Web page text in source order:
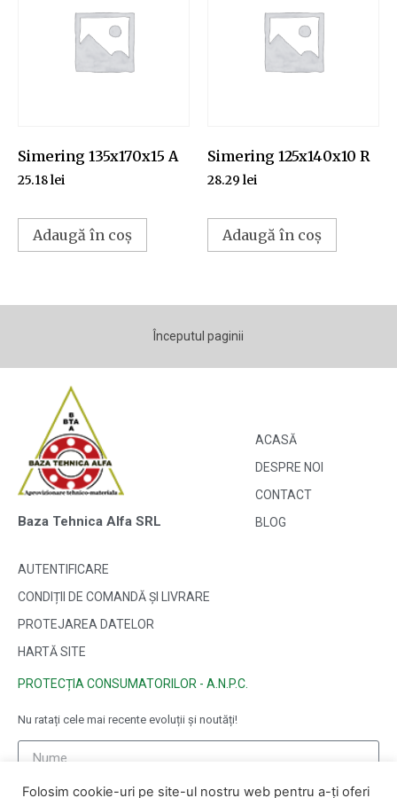
Simering 135x170x15 A
25.18lei
Adaugă în coș
Simering 125x140x10 R
28.29 lei
Adaugă în coș
Începutul paginii
Baza Tehnica Alfa SRL
ACASĂ
DESPRE NOI
CONTACT
BLOG
AUTENTIFICARE
CONDIȚII DE COMANDĂ ȘI LIVRARE
PROTEJAREA DATELOR
HARTĂ SITE
PROTECȚIA CONSUMATORILOR - A.N.P.C.
Nu ratați cele mai recente evoluții și noutăți!
Folosim cookie-uri pe site-ul nostru web pentru a-ți oferi